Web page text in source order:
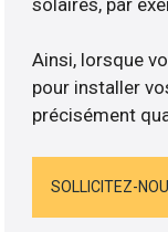
Ainsi, lorsque
pour installer
précisément
SOLLICITEZ-